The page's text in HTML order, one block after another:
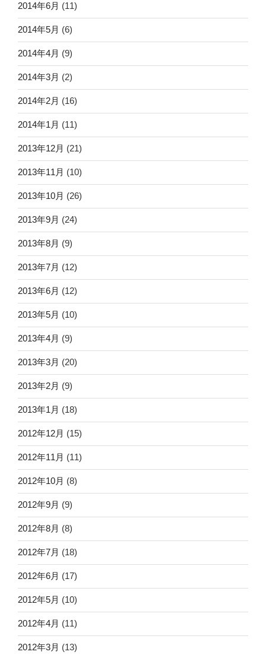
2014年6月 (11)
2014年5月 (6)
2014年4月 (9)
2014年3月 (2)
2014年2月 (16)
2014年1月 (11)
2013年12月 (21)
2013年11月 (10)
2013年10月 (26)
2013年9月 (24)
2013年8月 (9)
2013年7月 (12)
2013年6月 (12)
2013年5月 (10)
2013年4月 (9)
2013年3月 (20)
2013年2月 (9)
2013年1月 (18)
2012年12月 (15)
2012年11月 (11)
2012年10月 (8)
2012年9月 (9)
2012年8月 (8)
2012年7月 (18)
2012年6月 (17)
2012年5月 (10)
2012年4月 (11)
2012年3月 (13)